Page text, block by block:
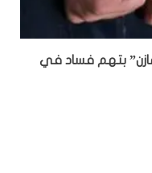
بتهم فساد في